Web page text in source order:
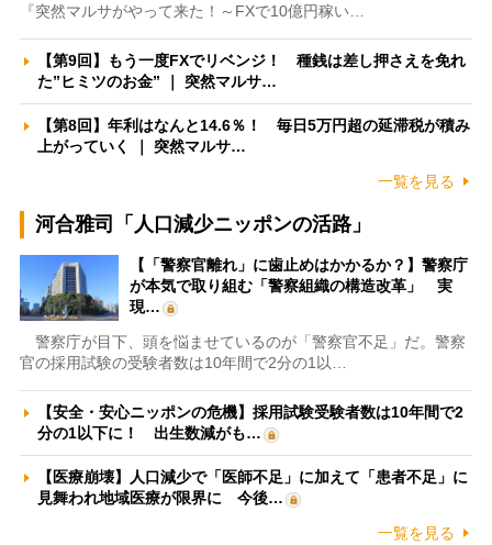
『突然マルサがやって来た！～FXで10億円稼い…
【第9回】もう一度FXでリベンジ！ 種銭は差し押さえを免れ
た”ヒミツのお金” ｜ 突然マルサ…
【第8回】年利はなんと14.6％！ 毎日5万円超の延滞税が積み
上がっていく ｜ 突然マルサ…
一覧を見る
河合雅司「人口減少ニッポンの活路」
【「警察官離れ」に歯止めはかかるか？】警察庁
が本気で取り組む「警察組織の構造改革」 実
現…
警察庁が目下、頭を悩ませているのが「警察官不足」だ。警察
官の採用試験の受験者数は10年間で2分の1以…
【安全・安心ニッポンの危機】採用試験受験者数は10年間で2
分の1以下に！ 出生数減がも…
【医療崩壊】人口減少で「医師不足」に加えて「患者不足」に
見舞われ地域医療が限界に 今後…
一覧を見る